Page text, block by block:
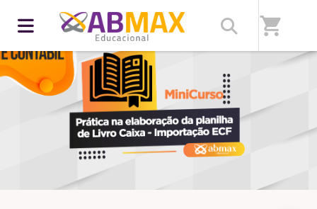
shopping_cart